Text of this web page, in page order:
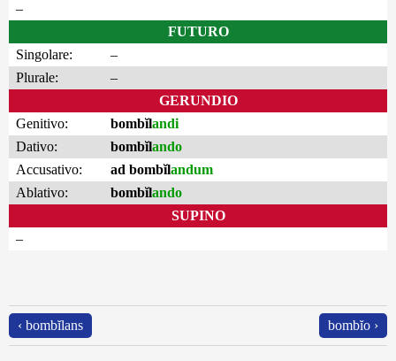
–
FUTURO
Singolare:
–
Plurale:
–
GERUNDIO
Genitivo:
bombĭlandi
Dativo:
bombĭlando
Accusativo:
ad bombĭlandum
Ablativo:
bombĭlando
SUPINO
–
‹ bombĭlans bombĭo ›